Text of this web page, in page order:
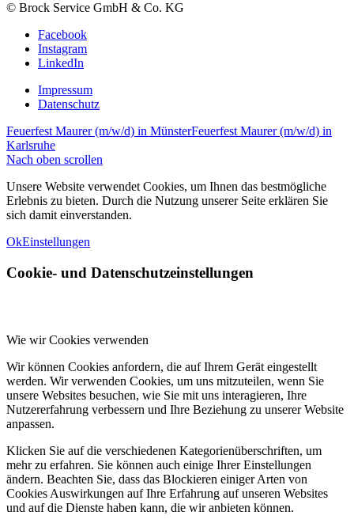
© Brock Service GmbH & Co. KG
Facebook
Instagram
LinkedIn
Impressum
Datenschutz
Feuerfest Maurer (m/w/d) in MünsterFeuerfest Maurer (m/w/d) in
Karlsruhe
Nach oben scrollen
Unsere Website verwendet Cookies, um Ihnen das bestmögliche
Erlebnis zu bieten. Durch die Nutzung unserer Seite erklären Sie
sich damit einverstanden.
OkEinstellungen
Cookie- und Datenschutzeinstellungen
Wie wir Cookies verwenden
Wir können Cookies anfordern, die auf Ihrem Gerät eingestellt
werden. Wir verwenden Cookies, um uns mitzuteilen, wenn Sie
unsere Websites besuchen, wie Sie mit uns interagieren, Ihre
Nutzererfahrung verbessern und Ihre Beziehung zu unserer Website
anpassen.
Klicken Sie auf die verschiedenen Kategorienüberschriften, um
mehr zu erfahren. Sie können auch einige Ihrer Einstellungen
ändern. Beachten Sie, dass das Blockieren einiger Arten von
Cookies Auswirkungen auf Ihre Erfahrung auf unseren Websites
und auf die Dienste haben kann, die wir anbieten können.